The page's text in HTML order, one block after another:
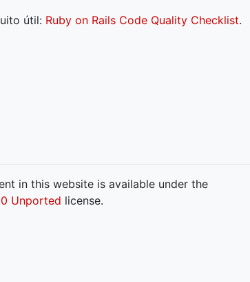
útil: Ruby on Rails Code Quality Checklist.
in this website is available under the
Unported license.